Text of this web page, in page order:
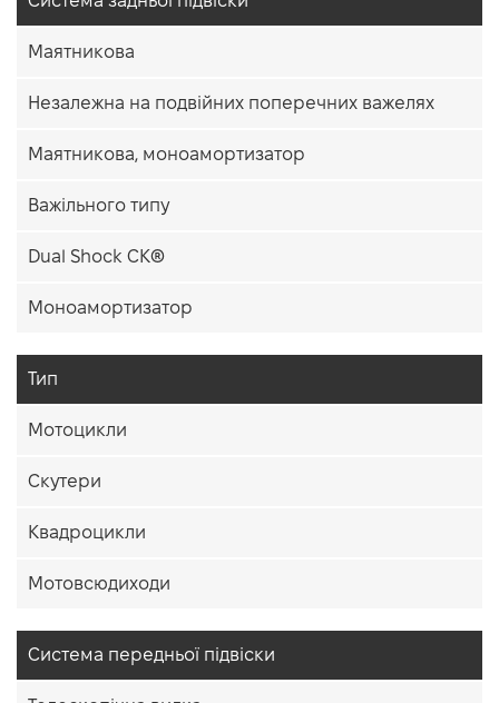
Маятникова
Незалежна на подвійних поперечних важелях
Маятникова, моноамортизатор
Важільного типу
Dual Shock CK®
Моноамортизатор
Тип
Мотоцикли
Скутери
Квадроцикли
Мотовсюдиходи
Система передньої підвіски